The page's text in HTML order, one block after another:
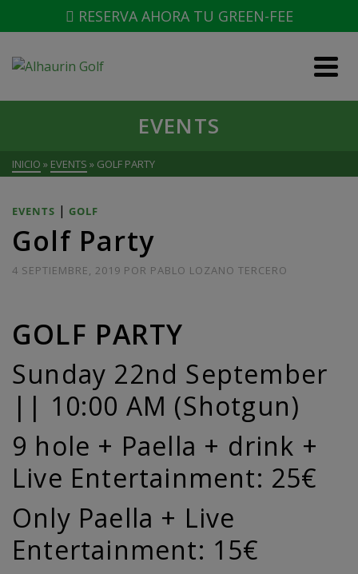
RESERVA AHORA TU GREEN-FEE
EVENTS
INICIO » EVENTS » GOLF PARTY
EVENTS | GOLF
Golf Party
4 SEPTIEMBRE, 2019 POR PABLO LOZANO TERCERO
GOLF PARTY
Sunday 22nd September
|| 10:00 AM (Shotgun)
9 hole + Paella + drink +
Live Entertainment: 25€
Only Paella + Live
Entertainment: 15€